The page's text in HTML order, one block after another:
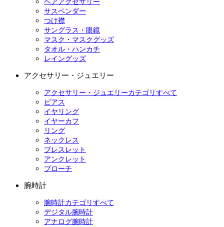
ヘアアクセサリー
サスペンダー
つけ襟
サングラス・眼鏡
マスク・マスクグッズ
タオル・ハンカチ
レイングッズ
アクセサリー・ジュエリー
アクセサリー・ジュエリーカテゴリすべて
ピアス
イヤリング
イヤーカフ
リング
ネックレス
ブレスレット
アンクレット
ブローチ
腕時計
腕時計カテゴリすべて
デジタル腕時計
アナログ腕時計